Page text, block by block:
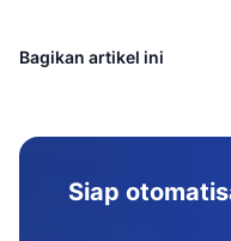
Bagikan artikel ini
Siap